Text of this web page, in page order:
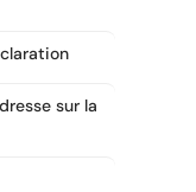
sur la